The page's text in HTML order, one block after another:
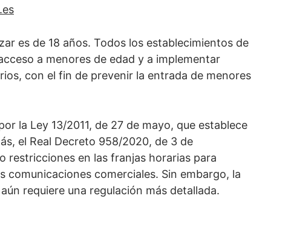
es de 18 años. Todos los establecimientos de
a menores de edad y a implementar
con el fin de prevenir la entrada de menores
la Ley 13/2011, de 27 de mayo, que establece
el Real Decreto 958/2020, de 3 de
restricciones en las franjas horarias para
comunicaciones comerciales. Sin embargo, la
requiere una regulación más detallada.